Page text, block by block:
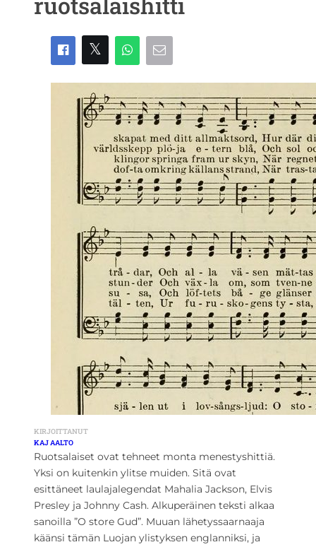
KIRJOITTANUT
KAJ AALTO
Ruotsalaiset ovat tehneet monta menestyshittiä.
Yksi on kuitenkin ylitse muiden. Sitä ovat
esittäneet laulajalegendat Mahalia Jackson, Elvis
Presley ja Johnny Cash. Alkuperäinen teksti alkaa
sanoilla ”O store Gud”. Muuan lähetyssaarnaaja
käänsi tämän Luojan ylistyksen englanniksi, ja